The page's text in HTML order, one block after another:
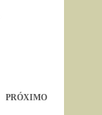
PRÓXIMO